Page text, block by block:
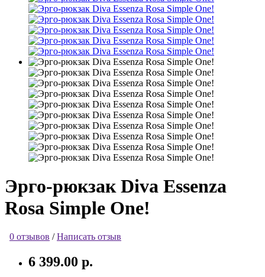
Эрго-рюкзак Diva Essenza
Rosa Simple One!
0 отзывов /Написать отзыв
6 399.00 р.